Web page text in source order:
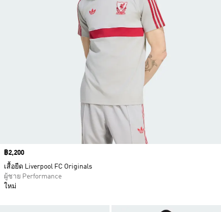
Price
฿2,200
เสื้อยืด Liverpool FC Originals
ผู้ชาย Performance
ใหม่